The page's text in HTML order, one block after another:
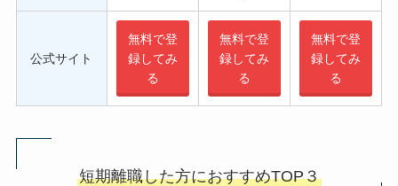
公式サイト
無料で登
録してみ
る
無料で登
録してみ
る
無料で登
録してみ
る
短期離職した方におすすめTOP３